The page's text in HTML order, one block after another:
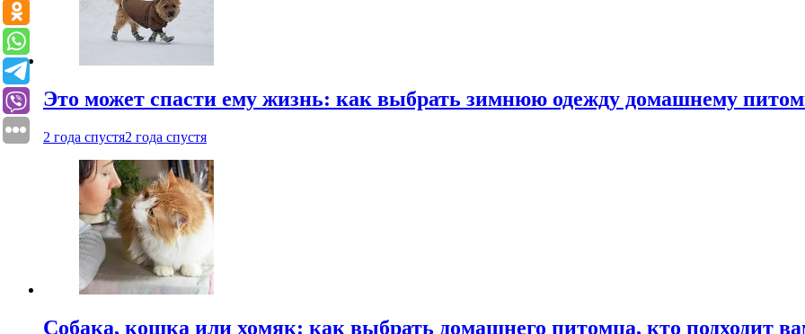
Это может спасти ему жизнь: как выбрать зимнюю одежду домашнему
2 года спустя2 года спустя
Собака, кошка или хомяк: как выбрать домашнего питомца, кто подходит